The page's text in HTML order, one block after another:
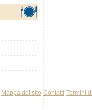
Mappa del sito Contatti Termini